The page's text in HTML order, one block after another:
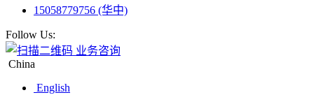
15058779756 (华中)
Follow Us:
业务咨询
China
English